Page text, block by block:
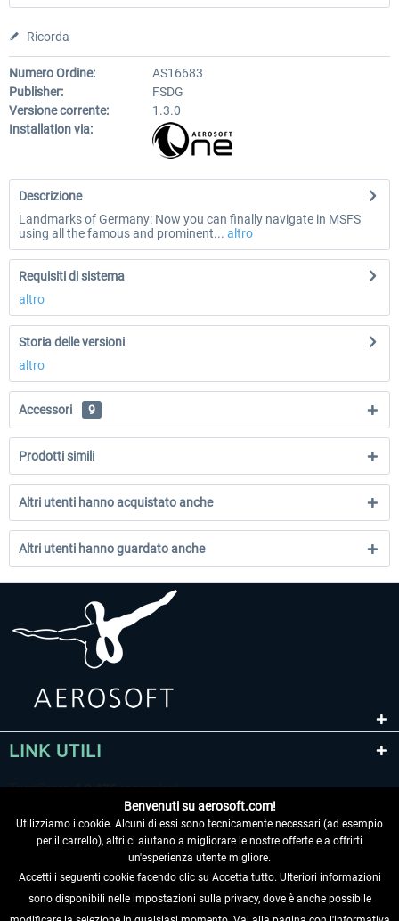
Ricorda
Numero Ordine:
AS16683
Publisher:
FSDG
Versione corrente:
1.3.0
Installation via:
Descrizione
Landmarks of Germany: Now you can finally navigate in MSFS
using all the famous and prominent... altro
Requisiti di sistema
altro
Storia delle versioni
altro
Accessori 9
Prodotti simili
Altri utenti hanno acquistato anche
Altri utenti hanno guardato anche
LINK UTILI
RECEDERE DAL CONTRATTO
Benvenuti su aerosoft.com!
Utilizziamo i cookie. Alcuni di essi sono tecnicamente necessari (ad esempio
per il carrello), altri ci aiutano a migliorare le nostre offerte e a offrirti
un'esperienza utente migliore.
Accetti i seguenti cookie facendo clic su Accetta tutto. Ulteriori informazioni
sono disponibili nelle impostazioni sulla privacy, dove è anche possibile